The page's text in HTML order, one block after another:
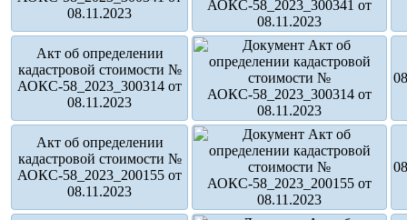
08.11.2023
Акт об определении
кадастровой стоимости №
АОКС-58_2023_300314 от
08.11.2023
Акт об определении
кадастровой стоимости №
АОКС-58_2023_200155 от
08.11.2023